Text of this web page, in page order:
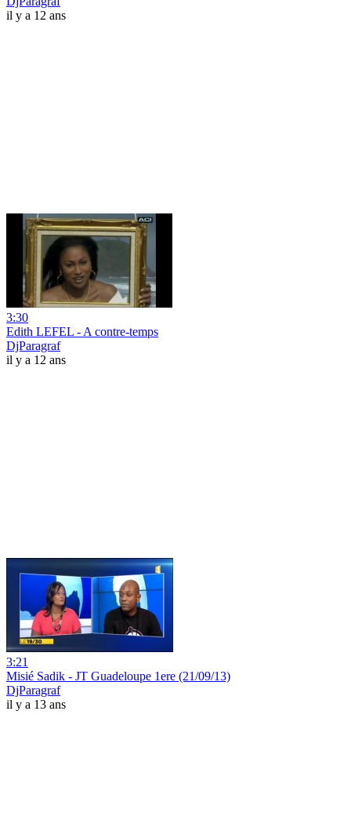
il y a 12 ans
3:30
Edith LEFEL - A contre-temps
DjParagraf
il y a 12 ans
3:21
Misié Sadik - JT Guadeloupe 1ere (21/09/13)
DjParagraf
il y a 13 ans